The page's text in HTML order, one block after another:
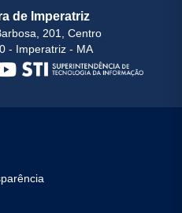
de Imperatriz
201, Centro
- Imperatriz - MA